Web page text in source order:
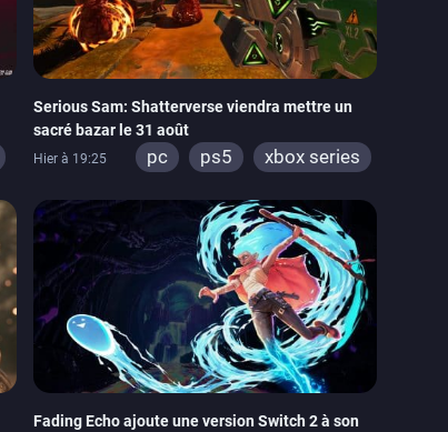
Serious Sam: Shatterverse viendra mettre un
sacré bazar le 31 août
Hier à 19:25 pc ps5 xbox series
Fading Echo ajoute une version Switch 2 à son